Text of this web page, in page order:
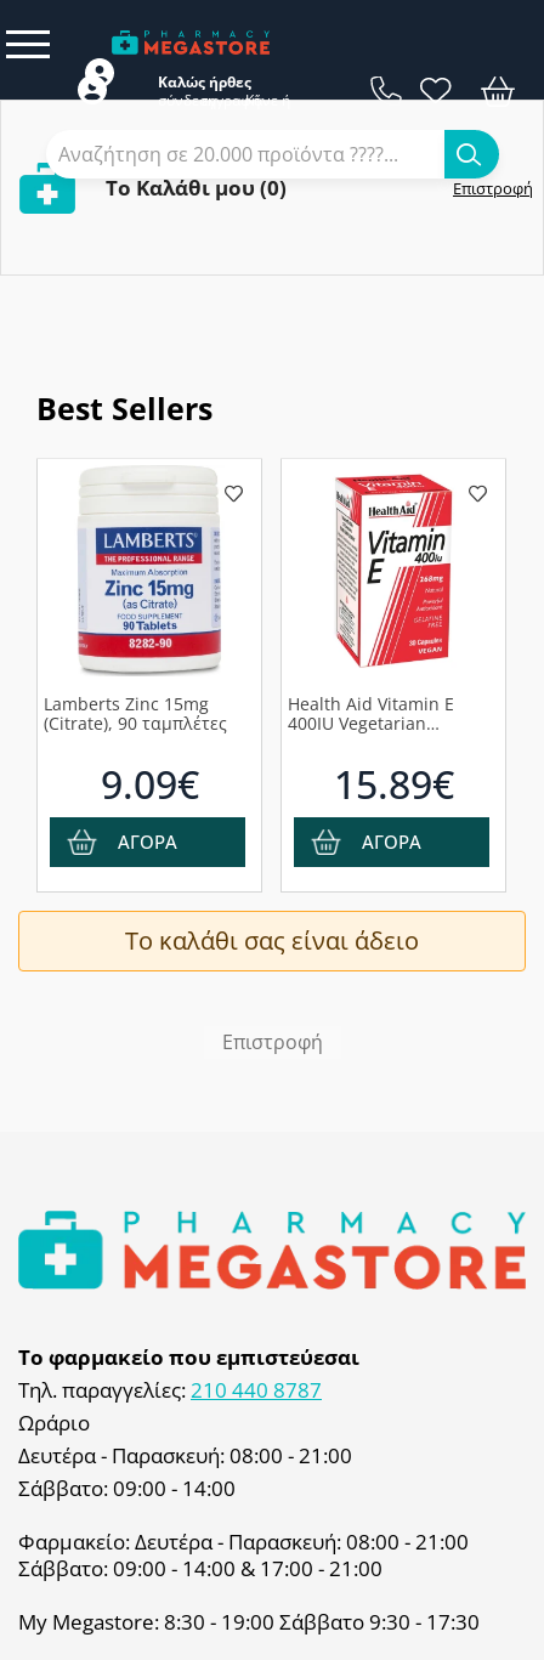
Καλώς ήρθες
Κάνε
σύνδεση ή
εγγραφή
Το Kαλάθι μου (0) Επιστροφή
Best Sellers
Lamberts Zinc 15mg
(Citrate), 90 ταμπλέτες
9.09€
ΑΓΟΡΑ
Health Aid Vitamin E
400IU Vegetarian
15.89€
ΑΓΟΡΑ
Το καλάθι σας είναι άδειο
Επιστροφή
Το φαρμακείο που εμπιστεύεσαι
Τηλ. παραγγελίες:210 440 8787
Ωράριο
Δευτέρα - Παρασκευή: 08:00 - 21:00
Σάββατο: 09:00 - 14:00
Φαρμακείο: Δευτέρα - Παρασκευή: 08:00 - 21:00
Σάββατο: 09:00 - 14:00 & 17:00 - 21:00
My Megastore: 8:30 - 19:00 Σάββατο 9:30 - 17:30